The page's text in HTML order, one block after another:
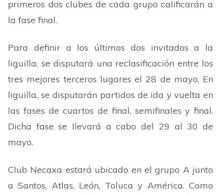
primeros dos clubes de cada grupo calificarán a
la fase final.
Para definir a los últimos dos invitados a la
liguilla, se disputará una reclasificación entre los
tres mejores terceros lugares el 28 de mayo. En
liguilla, se disputarán partidos de ida y vuelta en
las fases de cuartos de final, semifinales y final.
Dicha fase se llevará a cabo del 29 al 30 de
mayo.
Club Necaxa estará ubicado en el grupo A junto
a Santos, Atlas, León, Toluca y América. Como